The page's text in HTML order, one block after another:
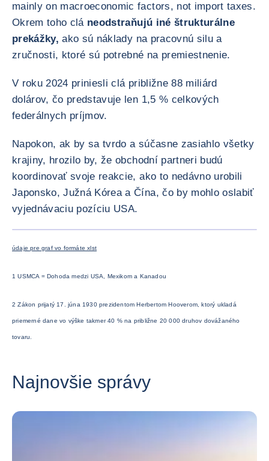
mainly on macroeconomic factors, not import taxes.
Okrem toho clá neodstraňujú iné štrukturálne
prekážky,ako sú náklady na pracovnú silu a
zručnosti, ktoré sú potrebné na premiestnenie.
V roku 2024 priniesli clá približne 88 miliárd
dolárov, čo predstavuje len 1,5 % celkových
federálnych príjmov.
Napokon, ak by sa tvrdo a súčasne zasiahlo všetky
krajiny, hrozilo by, že obchodní partneri budú
koordinovať svoje reakcie, ako to nedávno urobili
Japonsko, Južná Kórea a Čína, čo by mohlo oslabiť
vyjednávaciu pozíciu USA.
údaje pre graf vo formáte xlst
1 USMCA = Dohoda medzi USA, Mexikom a Kanadou
2 Zákon prijatý 17. júna 1930 prezidentom Herbertom Hooverom, ktorý ukladá
priemerné dane vo výške takmer 40 % na približne 20 000 druhov dovážaného
tovaru.
Najnovšie správy